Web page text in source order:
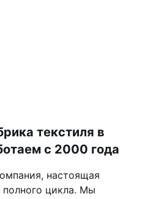
текстиля в
с 2000 года
настоящая
цикла. Мы